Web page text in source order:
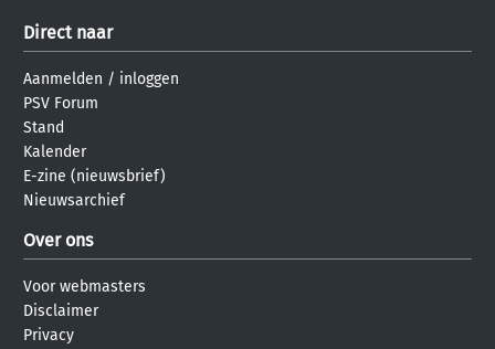
Direct naar
Aanmelden / inloggen
PSV Forum
Stand
Kalender
E-zine (nieuwsbrief)
Nieuwsarchief
Over ons
Voor webmasters
Disclaimer
Privacy